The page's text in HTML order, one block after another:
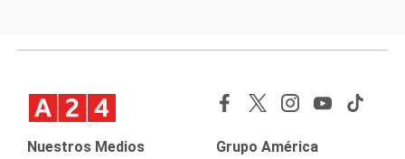
Nuestros Medios Grupo América